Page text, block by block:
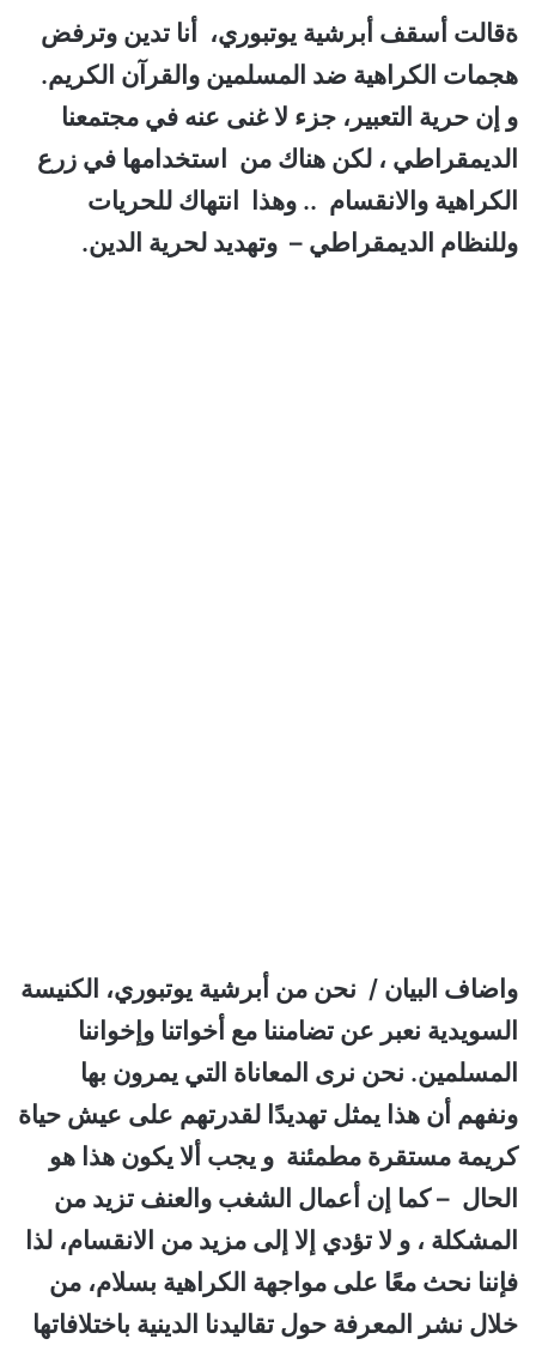
ةقالت أسقف أبرشية يوتبوري، أنا تدين وترفض
هجمات الكراهية ضد المسلمين والقرآن الكريم.
و إن حرية التعبير، جزء لا غنى عنه في مجتمعنا
الديمقراطي ، لكن هناك من استخدامها في زرع
الكراهية والانقسام .. وهذا انتهاك للحريات
وللنظام الديمقراطي – وتهديد لحرية الدين.
واضاف البيان / نحن من أبرشية يوتبوري، الكنيسة
السويدية نعبر عن تضامننا مع أخواتنا وإخواننا
المسلمين. نحن نرى المعاناة التي يمرون بها
ونفهم أن هذا يمثل تهديدًا لقدرتهم على عيش حياة
كريمة مستقرة مطمئنة و يجب ألا يكون هذا هو
الحال – كما إن أعمال الشغب والعنف تزيد من
المشكلة ، و لا تؤدي إلا إلى مزيد من الانقسام، لذا
فإننا نحث معًا على مواجهة الكراهية بسلام، من
خلال نشر المعرفة حول تقاليدنا الدينية باختلافاتها